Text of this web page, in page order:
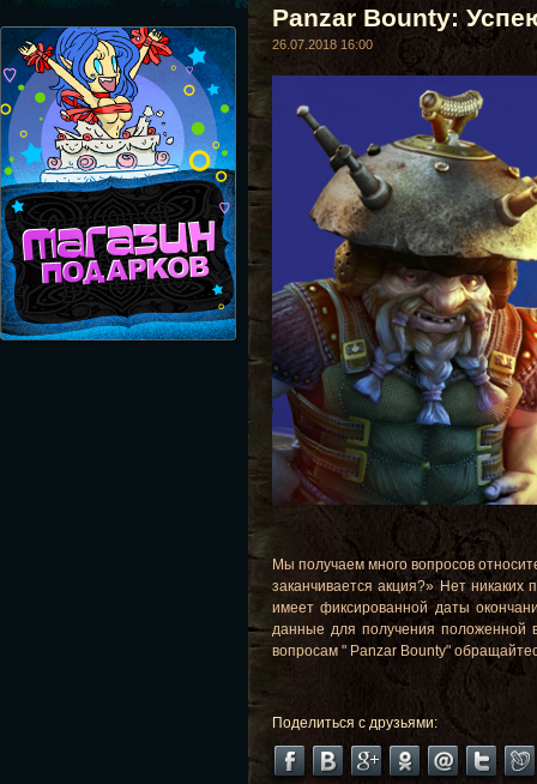
Panzar Bounty:
26.07.2018 16:00
Мы получаем много вопросов
заканчивается акция?» Нет
имеет фиксированной даты
данные для получения положенной
вопросам " Panzar Bounty"
Поделиться с друзьями: